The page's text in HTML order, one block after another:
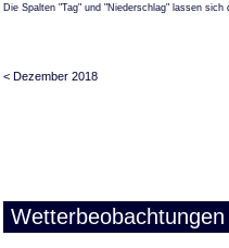
Die Spalten "Tag" und "Niederschlag" lassen
< Dezember 2018
Wetterbeobachtungen